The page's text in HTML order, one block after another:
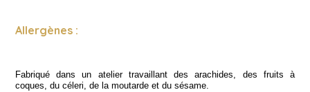
Allergènes :
Fabriqué dans un atelier travaillant des arachides, des fruits à
coques, du céleri, de la moutarde et du sésame.